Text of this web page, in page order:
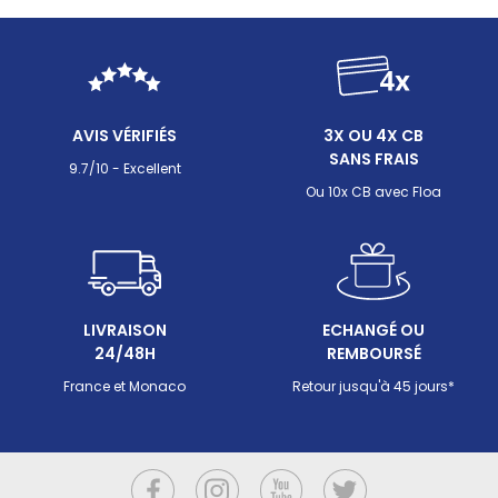
AVIS VÉRIFIÉS
9.7/10 - Excellent
3X OU 4X CB
SANS FRAIS
Ou 10x CB avec Floa
LIVRAISON
24/48H
France et Monaco
ECHANGÉ OU
REMBOURSÉ
Retour jusqu'à 45 jours*